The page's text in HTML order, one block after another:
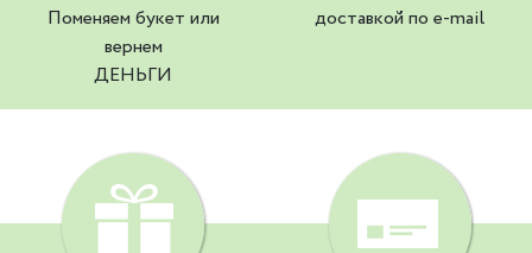
Поменяем букет или
вернем
ДЕНЬГИ
доставкой по e-mail